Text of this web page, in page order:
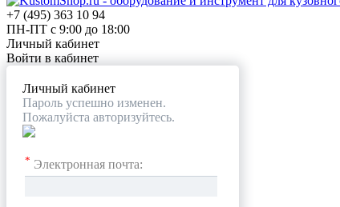
+7 (495) 363 10 94
ПН-ПТ с 9:00 до 18:00
Личный кабинет
Войти в кабинет
Личный кабинет
Пароль успешно изменен.
Пожалуйста авторизуйтесь.
* Электронная почта: